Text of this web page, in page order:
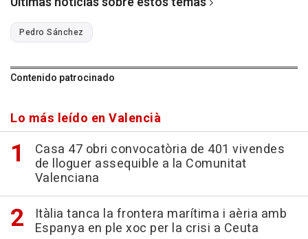
Pedro Sánchez
Contenido patrocinado
Lo más leído en Valencià
Casa 47 obri convocatòria de 401 vivendes
de lloguer assequible a la Comunitat
Valenciana
Itàlia tanca la frontera marítima i aèria amb
Espanya en ple xoc per la crisi a Ceuta